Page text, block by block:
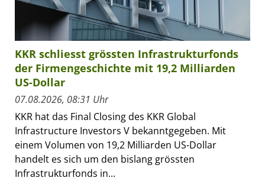
KKR schliesst grössten Infrastrukturfonds
der Firmengeschichte mit 19,2 Milliarden
US-Dollar
07.08.2026, 08:31 Uhr
KKR hat das Final Closing des KKR Global
Infrastructure Investors V bekanntgegeben. Mit
einem Volumen von 19,2 Milliarden US-Dollar
handelt es sich um den bislang grössten
Infrastrukturfonds in...